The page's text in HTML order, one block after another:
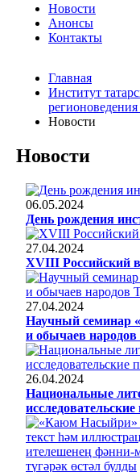
Новости
Анонсы
Контакты
Главная
Институт
Новости
Новости
06.05.2024
День рождения
27.04.2024
XVIII Российский
27.04.2024
Научный семинар
и обычаев народов
26.04.2024
Национальные